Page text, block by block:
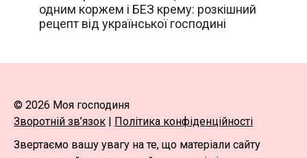
одним коржем і БЕЗ крему: розкішний
рецепт від української господині
© 2026 Моя господиня
Зворотній зв’язок | Політика конфіденційності
Звертаємо вашу увагу на те, що матеріали сайту